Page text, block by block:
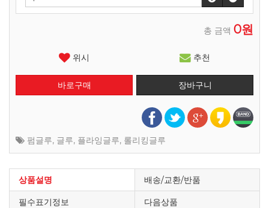
총 금액 0원
위시 추천
펌글루, 글루, 플라잉글루, 롤리킹글루
상품설명 배송/교환/반품
필수표기정보 다음상품